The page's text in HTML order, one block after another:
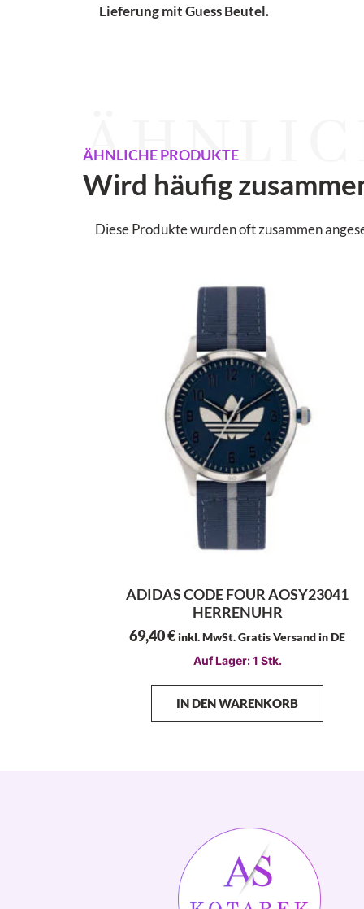
Lieferung mit Guess Beutel.
ÄHNLICHE PRODUKTE
Wird häufig
Diese Produkte wurden oft zusammen
ADIDAS CODE FOUR AOSY23041
HERRENUHR
69,40€inkl. MwSt. Gratis Versand in DE
Auf Lager: 1 Stk.
IN DEN WARENKORB